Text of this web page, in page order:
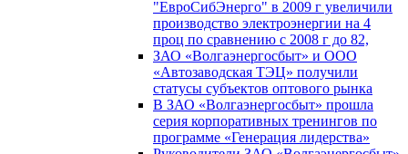
"ЕвроСибЭнерго" в 2009 г увеличили
производство электроэнергии на 4
проц по сравнению с 2008 г до 82,
ЗАО «Волгаэнергосбыт» и ООО
«Автозаводская ТЭЦ» получили
статусы субъектов оптового рынка
В ЗАО «Волгаэнергосбыт» прошла
серия корпоративных тренингов по
программе «Генерация лидерства»